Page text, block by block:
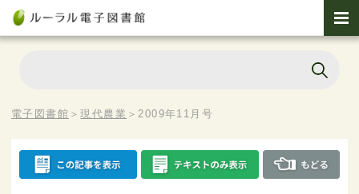
電子図書館 ＞現代農業 ＞2009年11月号